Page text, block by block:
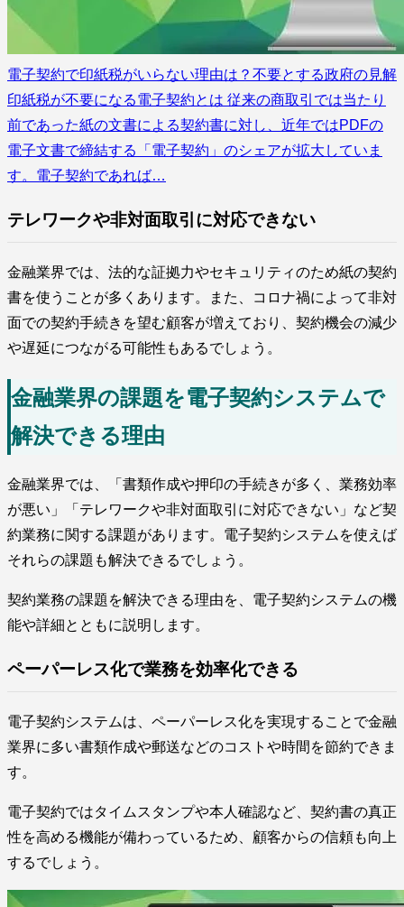
電子契約で印紙税がいらない理由は？不要とする政府の見解
印紙税が不要になる電子契約とは 従来の商取引では当たり
前であった紙の文書による契約書に対し、近年ではPDFの
電子文書で締結する「電子契約」のシェアが拡大していま
す。電子契約であれば…
テレワークや非対面取引に対応できない
金融業界では、法的な証拠力やセキュリティのため紙の契約
書を使うことが多くあります。また、コロナ禍によって非対
面での契約手続きを望む顧客が増えており、契約機会の減少
や遅延につながる可能性もあるでしょう。
金融業界の課題を電子契約システムで
解決できる理由
金融業界では、「書類作成や押印の手続きが多く、業務効率
が悪い」「テレワークや非対面取引に対応できない」など契
約業務に関する課題があります。電子契約システムを使えば
それらの課題も解決できるでしょう。
契約業務の課題を解決できる理由を、電子契約システムの機
能や詳細とともに説明します。
ペーパーレス化で業務を効率化できる
電子契約システムは、ペーパーレス化を実現することで金融
業界に多い書類作成や郵送などのコストや時間を節約できま
す。
電子契約ではタイムスタンプや本人確認など、契約書の真正
性を高める機能が備わっているため、顧客からの信頼も向上
するでしょう。